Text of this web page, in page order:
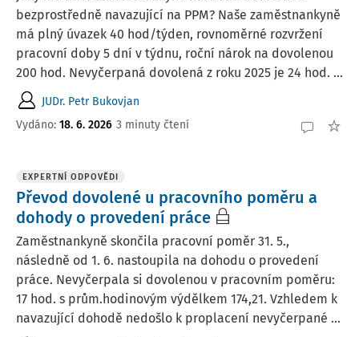
bezprostředně navazující na PPM? Naše zaměstnankyně
má plný úvazek 40 hod/týden, rovnoměrné rozvržení
pracovní doby 5 dní v týdnu, roční nárok na dovolenou
200 hod. Nevyčerpaná dovolená z roku 2025 je 24 hod. ...
JUDr. Petr Bukovjan
Vydáno: 18. 6. 2026 3 minuty čtení
EXPERTNÍ ODPOVĚDI
Převod dovolené u pracovního poměru a
dohody o provedení práce
Zaměstnankyně skončila pracovní poměr 31. 5.,
následně od 1. 6. nastoupila na dohodu o provedení
práce. Nevyčerpala si dovolenou v pracovním poměru:
17 hod. s prům.hodinovým výdělkem 174,21. Vzhledem k
navazující dohodě nedošlo k proplacení nevyčerpané ...